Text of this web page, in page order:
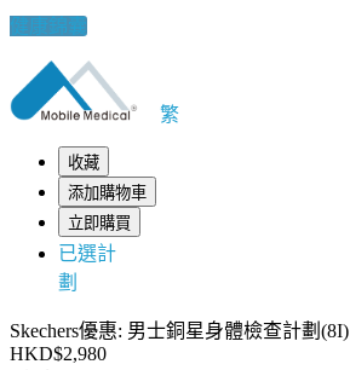
健康錦囊
繁
收藏
添加購物車
立即購買
已選計
劃
Skechers優惠: 男士銅星身體檢查計劃(8I)
HKD$2,980